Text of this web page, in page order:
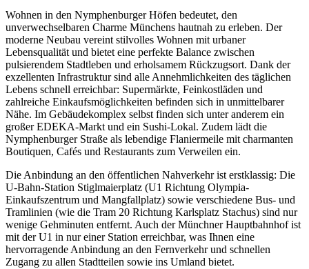
Wohnen in den Nymphenburger Höfen bedeutet, den
unverwechselbaren Charme Münchens hautnah zu erleben. Der
moderne Neubau vereint stilvolles Wohnen mit urbaner
Lebensqualität und bietet eine perfekte Balance zwischen
pulsierendem Stadtleben und erholsamem Rückzugsort. Dank der
exzellenten Infrastruktur sind alle Annehmlichkeiten des täglichen
Lebens schnell erreichbar: Supermärkte, Feinkostläden und
zahlreiche Einkaufsmöglichkeiten befinden sich in unmittelbarer
Nähe. Im Gebäudekomplex selbst finden sich unter anderem ein
großer EDEKA-Markt und ein Sushi-Lokal. Zudem lädt die
Nymphenburger Straße als lebendige Flaniermeile mit charmanten
Boutiquen, Cafés und Restaurants zum Verweilen ein.
Die Anbindung an den öffentlichen Nahverkehr ist erstklassig: Die
U-Bahn-Station Stiglmaierplatz (U1 Richtung Olympia-
Einkaufszentrum und Mangfallplatz) sowie verschiedene Bus- und
Tramlinien (wie die Tram 20 Richtung Karlsplatz Stachus) sind nur
wenige Gehminuten entfernt. Auch der Münchner Hauptbahnhof ist
mit der U1 in nur einer Station erreichbar, was Ihnen eine
hervorragende Anbindung an den Fernverkehr und schnellen
Zugang zu allen Stadtteilen sowie ins Umland bietet.